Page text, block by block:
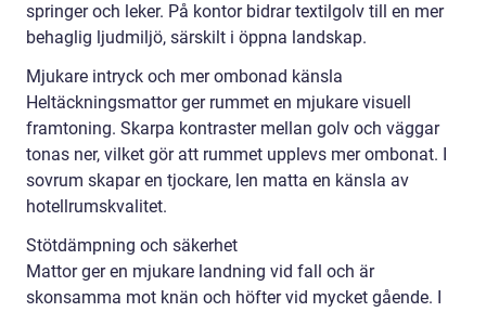
springer och leker. På kontor bidrar textilgolv till en mer
behaglig ljudmiljö, särskilt i öppna landskap.
Mjukare intryck och mer ombonad känsla
Heltäckningsmattor ger rummet en mjukare visuell
framtoning. Skarpa kontraster mellan golv och väggar
tonas ner, vilket gör att rummet upplevs mer ombonat. I
sovrum skapar en tjockare, len matta en känsla av
hotellrumskvalitet.
Stötdämpning och säkerhet
Mattor ger en mjukare landning vid fall och är
skonsamma mot knän och höfter vid mycket gående. I